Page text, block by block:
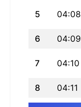
5 04:08
6 04:09
7 04:10
8 04:11